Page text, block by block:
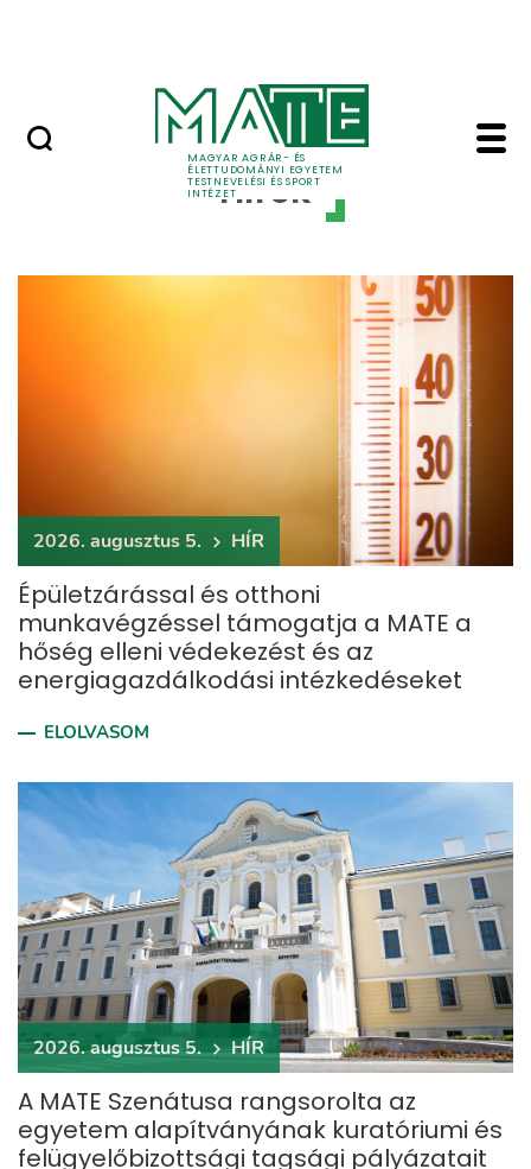
MAGYAR AGRÁR- ÉS
ÉLETTUDOMÁNYI EGYETEM
TESTNEVELÉSI ÉS SPORT
INTÉZET
Hírek - Testnevelési
Hírek
2026. augusztus 5. HÍR
Épületzárással és otthoni
munkavégzéssel támogatja a MATE a
hőség elleni védekezést és az
energiagazdálkodási intézkedéseket
ELOLVASOM
2026. augusztus 5. HÍR
A MATE Szenátusa rangsorolta az
egyetem alapítványának kuratóriumi és
felügyelőbizottsági tagsági pályázatait